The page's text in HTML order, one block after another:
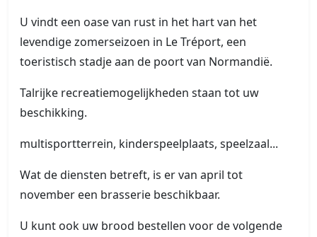
U vindt een oase van rust in het hart van het
levendige zomerseizoen in Le Tréport, een
toeristisch stadje aan de poort van Normandië.
Talrijke recreatiemogelijkheden staan tot uw
beschikking.
multisportterrein, kinderspeelplaats, speelzaal...
Wat de diensten betreft, is er van april tot
november een brasserie beschikbaar.
U kunt ook uw brood bestellen voor de volgende